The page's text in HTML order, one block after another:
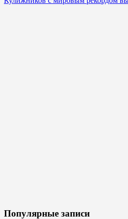
Популярные записи